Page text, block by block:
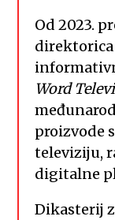
Od 2023.
direktorica
Word
proizvode
televiziju,
digitalne
Dikasterij